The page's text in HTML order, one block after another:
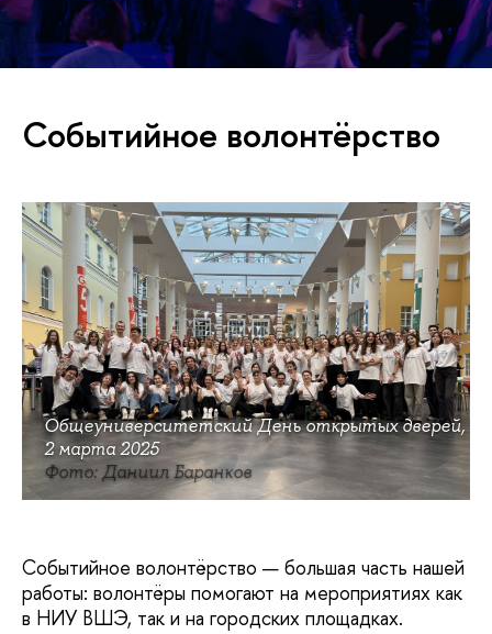
Событийное волонтёрство
Общеуниверситетский День открытых дверей,
2 марта 2025
Фото: Даниил Баранков
Событийное волонтёрство — большая часть нашей
работы: волонтёры помогают на мероприятиях как
в НИУ ВШЭ, так и на городских площадках.